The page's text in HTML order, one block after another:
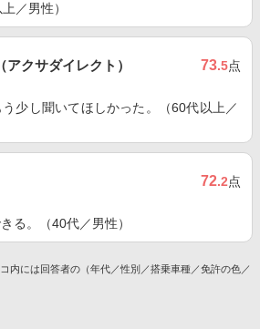
／男性）
クサダイレクト） 73.5点
少し聞いてほしかった。（60代以上／
72.2点
る。（40代／男性）
内には回答者の（年代／性別／搭乗車種／免許の色／